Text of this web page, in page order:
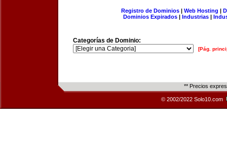
Registro de Dominios| Web Hosting |
Dominios Expirados | Industrias |
Categorías de Dominio:
[Pág.
** Precios
© 2002/2022 Solo10.com